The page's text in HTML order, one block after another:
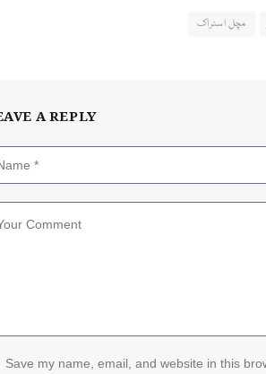
مچل اسٹراک
A REPLY
Save my name, email, and website in this